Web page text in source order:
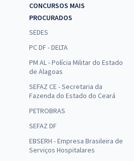
CONCURSOS MAIS
PROCURADOS
SEDES
PC DF - DELTA
PM AL - Polícia Militar do Estado
de Alagoas
SEFAZ CE - Secretaria da
Fazenda do Estado do Ceará
PETROBRAS
SEFAZ DF
EBSERH - Empresa Brasileira de
Serviços Hospitalares